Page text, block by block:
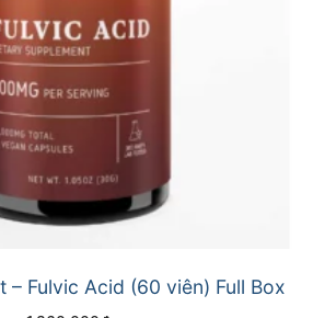
– Fulvic Acid (60 viên) Full Box